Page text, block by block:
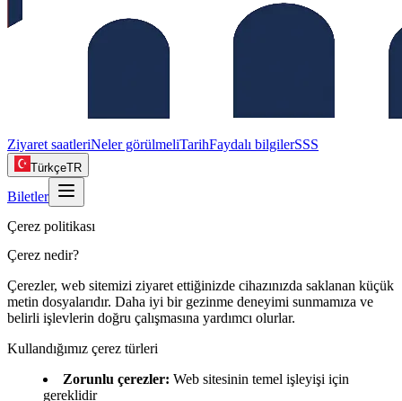
Ziyaret saatleriNeler görülmeliTarihFaydalı bilgilerSSS
TürkçeTR
Biletler
Çerez politikası
Çerez nedir?
Çerezler, web sitemizi ziyaret ettiğinizde cihazınızda saklanan küçük
metin dosyalarıdır. Daha iyi bir gezinme deneyimi sunmamıza ve
belirli işlevlerin doğru çalışmasına yardımcı olurlar.
Kullandığımız çerez türleri
Zorunlu çerezler: Web sitesinin temel işleyişi için
gereklidir